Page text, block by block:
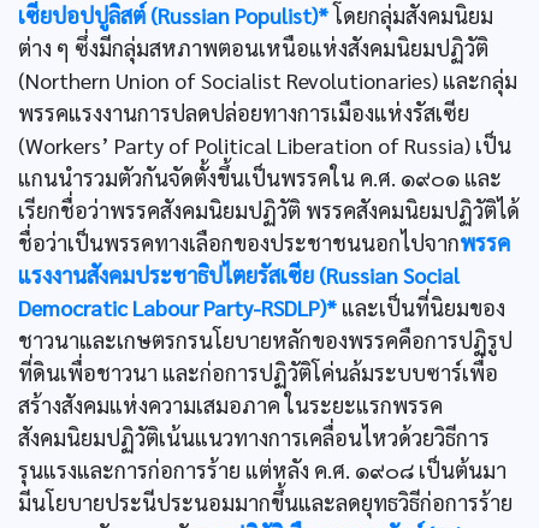
เซียปอปปูลิสต์ (Russian Populist)*โดยกลุ่มสังคมนิยม
ต่าง ๆ ซึ่งมีกลุ่มสหภาพตอนเหนือแห่งสังคมนิยมปฏิวัติ
(Northern Union of Socialist Revolutionaries) และกลุ่ม
พรรคแรงงานการปลดปล่อยทางการเมืองแห่งรัสเซีย
(Workers’ Party of Political Liberation of Russia) เป็น
แกนนำรวมตัวกันจัดตั้งขึ้นเป็นพรรคใน ค.ศ. ๑๙๐๑ และ
เรียกชื่อว่าพรรคสังคมนิยมปฏิวัติ พรรคสังคมนิยมปฏิวัติได้
ชื่อว่าเป็นพรรคทางเลือกของประชาชนนอกไปจากพรรค
แรงงานสังคมประชาธิปไตยรัสเซีย (Russian Social
Democratic Labour Party-RSDLP)* และเป็นที่นิยมของ
ชาวนาและเกษตรกรนโยบายหลักของพรรคคือการปฏิรูป
ที่ดินเพื่อชาวนา และก่อการปฏิวัติโค่นล้มระบบซาร์เพื่อ
สร้างสังคมแห่งความเสมอภาค ในระยะแรกพรรค
สังคมนิยมปฏิวัติเน้นแนวทางการเคลื่อนไหวด้วยวิธีการ
รุนแรงและการก่อการร้าย แต่หลัง ค.ศ. ๑๙๐๘ เป็นต้นมา
มีนโยบายประนีประนอมมากขึ้นและลดยุทธวิธีก่อการร้าย